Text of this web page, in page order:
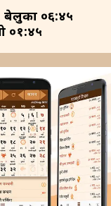
बेलुका ०६:४५
०१:४५